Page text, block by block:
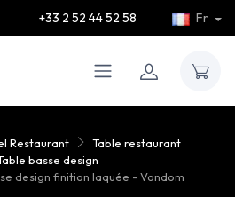
+33 2 52 44 52 58 Fr
Restaurant
Table restaurant
basse design
design finition laquée - Vondom